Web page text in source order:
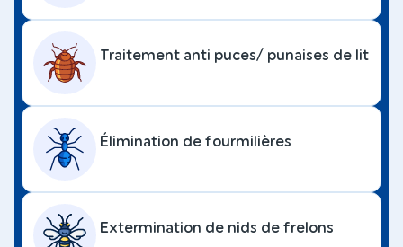
Traitement anti puces/ punaises de lit
Élimination de fourmilières
Extermination de nids de frelons